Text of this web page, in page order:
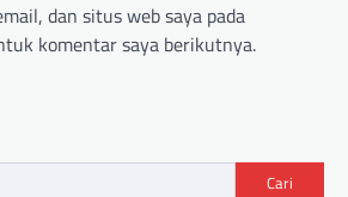
dan situs web saya pada
komentar saya berikutnya.
Cari